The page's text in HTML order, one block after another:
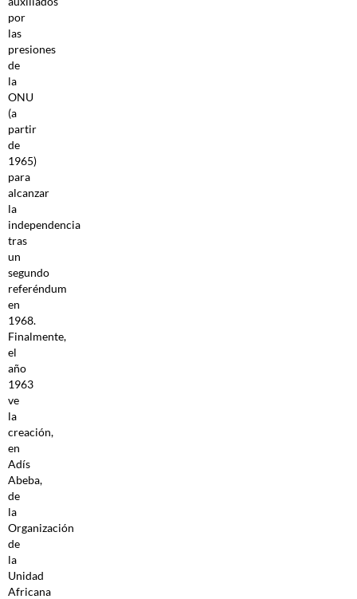
por
las
presiones
de
la
ONU
(a
partir
de
1965)
para
alcanzar
la
independencia
tras
un
segundo
referéndum
en
1968.
Finalmente,
el
año
1963
ve
la
creación,
en
Adís
Abeba,
de
la
Organización
de
la
Unidad
Africana